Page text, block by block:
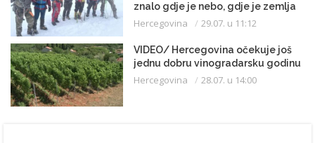
znalo gdje je nebo, gdje je zemlja
Hercegovina 29.07. u 11:12
VIDEO/ Hercegovina očekuje još
jednu dobru vinogradarsku godinu
Hercegovina 28.07. u 14:00